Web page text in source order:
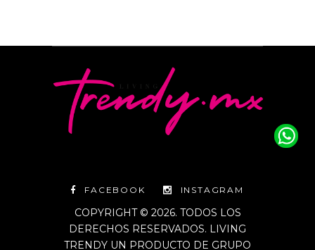
FACEBOOK INSTAGRAM
COPYRIGHT © 2026. TODOS LOS
DERECHOS RESERVADOS. LIVING
TRENDY UN PRODUCTO DE GRUPO